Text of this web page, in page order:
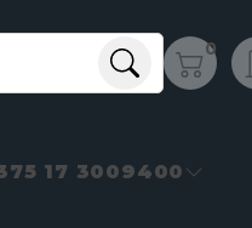
0
17 3009400